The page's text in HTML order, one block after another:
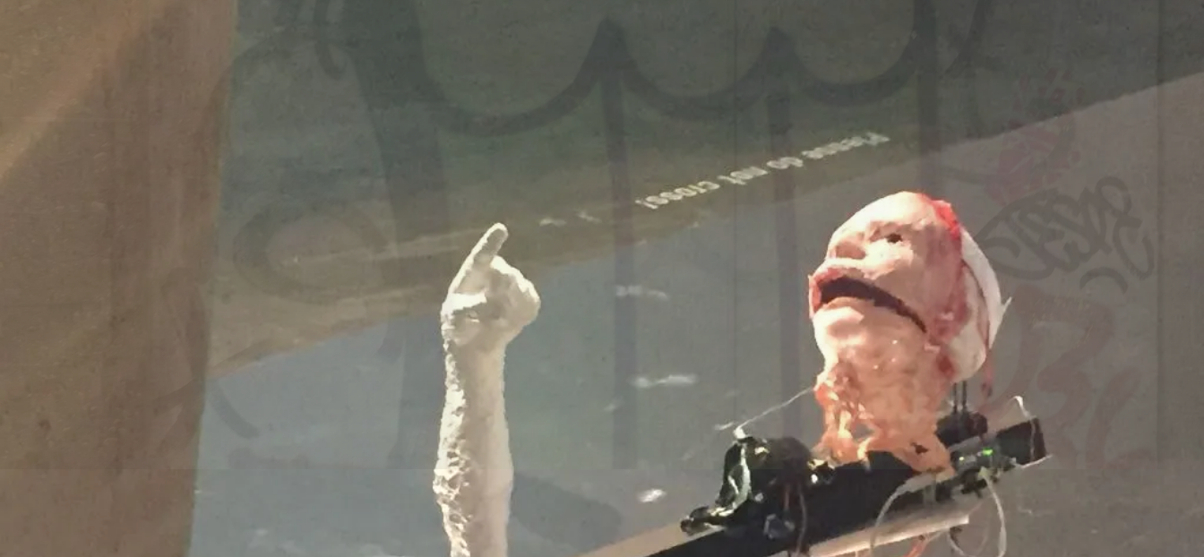
Migrationsmodelle Spanien vs Dänemark
https://www.falter.at/zeitung/20260707/z
wei-modelle-fuer-migration-in-europa
vonRaimund Löw
weiterlesen...